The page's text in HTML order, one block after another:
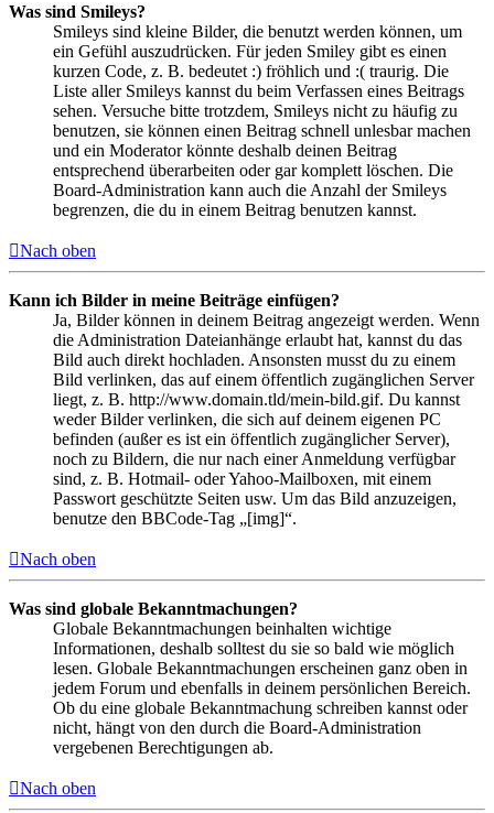
Was sind Smileys?
Smileys sind kleine Bilder, die benutzt werden können, um
ein Gefühl auszudrücken. Für jeden Smiley gibt es einen
kurzen Code, z. B. bedeutet :) fröhlich und :( traurig. Die
Liste aller Smileys kannst du beim Verfassen eines Beitrags
sehen. Versuche bitte trotzdem, Smileys nicht zu häufig zu
benutzen, sie können einen Beitrag schnell unlesbar machen
und ein Moderator könnte deshalb deinen Beitrag
entsprechend überarbeiten oder gar komplett löschen. Die
Board-Administration kann auch die Anzahl der Smileys
begrenzen, die du in einem Beitrag benutzen kannst.
Nach oben
Kann ich Bilder in meine Beiträge einfügen?
Ja, Bilder können in deinem Beitrag angezeigt werden. Wenn
die Administration Dateianhänge erlaubt hat, kannst du das
Bild auch direkt hochladen. Ansonsten musst du zu einem
Bild verlinken, das auf einem öffentlich zugänglichen Server
liegt, z. B. http://www.domain.tld/mein-bild.gif. Du kannst
weder Bilder verlinken, die sich auf deinem eigenen PC
befinden (außer es ist ein öffentlich zugänglicher Server),
noch zu Bildern, die nur nach einer Anmeldung verfügbar
sind, z. B. Hotmail- oder Yahoo-Mailboxen, mit einem
Passwort geschützte Seiten usw. Um das Bild anzuzeigen,
benutze den BBCode-Tag „[img]“.
Nach oben
Was sind globale Bekanntmachungen?
Globale Bekanntmachungen beinhalten wichtige
Informationen, deshalb solltest du sie so bald wie möglich
lesen. Globale Bekanntmachungen erscheinen ganz oben in
jedem Forum und ebenfalls in deinem persönlichen Bereich.
Ob du eine globale Bekanntmachung schreiben kannst oder
nicht, hängt von den durch die Board-Administration
vergebenen Berechtigungen ab.
Nach oben